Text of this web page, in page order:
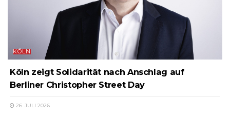
KÖLN
Köln zeigt Solidarität nach Anschlag auf
Berliner Christopher Street Day
26. JULI 2026